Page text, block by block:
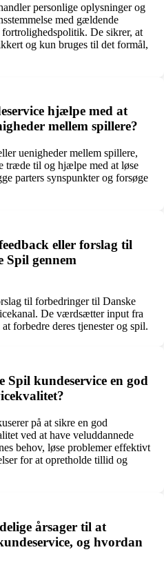
personlige oplysninger og
med gældende
fortrolighedspolitik. De sikrer, at
og kun bruges til det formål,
hjælpe med at
mellem spillere?
uenigheder mellem spillere,
træde til og hjælpe med at løse
parters synspunkter og forsøge
eller forslag til
Spil gennem
til forbedringer til Danske
De værdsætter input fra
forbedre deres tjenester og spil.
kundeservice en god
på at sikre en god
ved at have veluddannede
behov, løse problemer effektivt
for at opretholde tillid og
årsager til at
og hvordan